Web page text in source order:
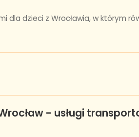
dla dzieci z Wrocławia, w którym
- usługi